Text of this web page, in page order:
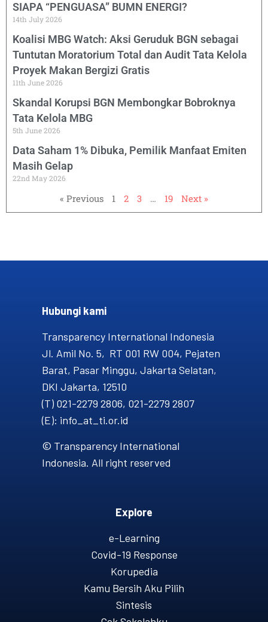
SIAPA “PENGUASA” BUMN ENERGI?
14th July 2026
Koalisi MBG Watch: Aksi Geruduk BGN sebagai
Tuntutan Moratorium Total dan Audit Tata Kelola
Proyek Makan Bergizi Gratis
11th June 2026
Skandal Korupsi BGN Membongkar Bobroknya
Tata Kelola MBG
5th June 2026
Data Saham 1% Dibuka, Pemilik Manfaat Emiten
Masih Gelap
22nd May 2026
« Previous 1 2 3 … 19 Next »
Hubungi kami​
Transparency International Indonesia
Jl. Amil No. 5, RT 001 RW 004, Pejaten
Barat, Pasar Minggu, Jakarta Selatan,
DKI Jakarta, 12510
(T) 021-2279 2806, 021-2279 2807
(E): info_at_ti.or.id
© Transparency International
Indonesia. All right reserved
Explore
e-Learning
Covid-19 Response
Korupedia
Kamu Bersih Aku Pilih
Sintesis